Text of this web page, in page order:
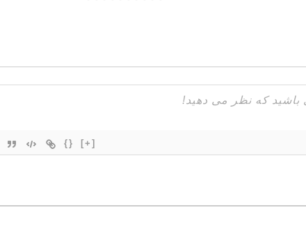
{} [+]